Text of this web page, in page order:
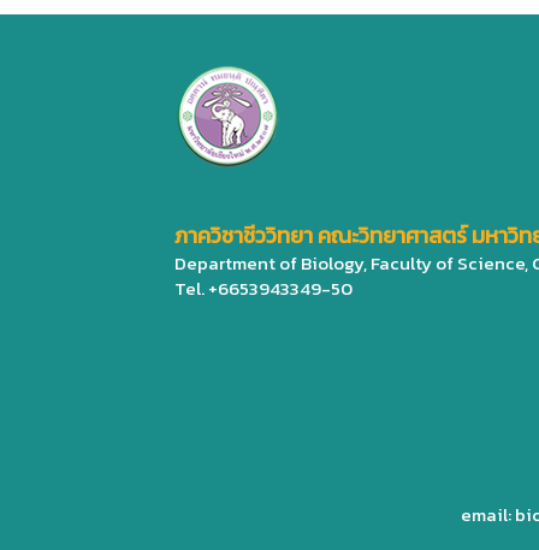
ภาควิชาชีววิทยา คณะวิทยาศาสตร์ มหาวิท
Department of Biology, Faculty of
Tel. +6653943349-50
email: